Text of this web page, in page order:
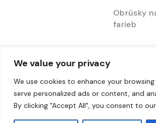
We value your privacy
We use cookies to enhance your browsing
serve personalized ads or content, and
By clicking "Accept All", you consent to
Obrúsky
farieb
Rodina Bonux 3v1
Bonux Smart
Krajina úsmevov!
Obchodné
Ochrana
údajov